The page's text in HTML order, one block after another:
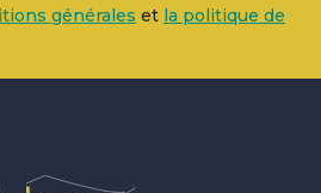
générales et la politique de